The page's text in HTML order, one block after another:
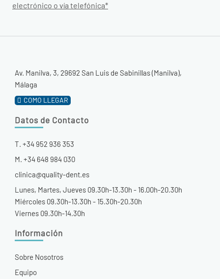
electrónico o vía telefónica*
Av. Manilva, 3, 29692 San Luis de Sabinillas (Manilva),
Málaga
COMO LLEGAR
Información
Sobre Nosotros
Equipo
Datos de Contacto
T. +34 952 936 353
M. +34 648 984 030
clinica@quality-dent.es
Lunes, Martes, Jueves 09.30h-13.30h - 16.00h-20.30h
Miércoles 09.30h-13.30h - 15.30h-20.30h
Viernes 09.30h-14.30h